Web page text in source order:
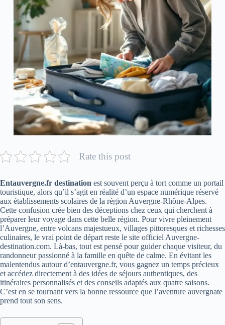
Rate this post
Entauvergne.fr destination est souvent perçu à tort comme un portail
touristique, alors qu’il s’agit en réalité d’un espace numérique réservé
aux établissements scolaires de la région Auvergne-Rhône-Alpes.
Cette confusion crée bien des déceptions chez ceux qui cherchent à
préparer leur voyage dans cette belle région. Pour vivre pleinement
l’Auvergne, entre volcans majestueux, villages pittoresques et richesses
culinaires, le vrai point de départ reste le site officiel Auvergne-
destination.com. Là-bas, tout est pensé pour guider chaque visiteur, du
randonneur passionné à la famille en quête de calme. En évitant les
malentendus autour d’entauvergne.fr, vous gagnez un temps précieux
et accédez directement à des idées de séjours authentiques, des
itinéraires personnalisés et des conseils adaptés aux quatre saisons.
C’est en se tournant vers la bonne ressource que l’aventure auvergnate
prend tout son sens.